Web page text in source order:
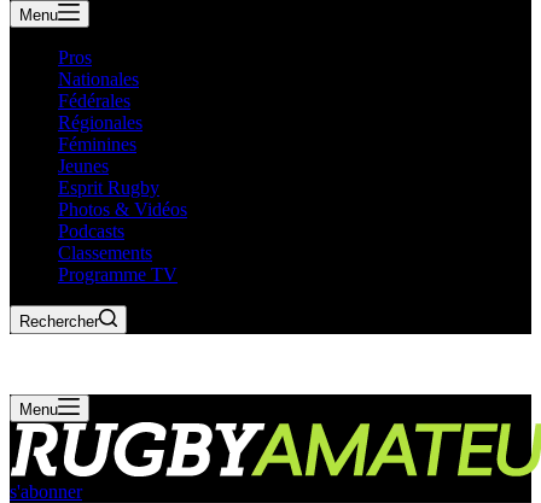
Menu
Pros
Nationales
Fédérales
Régionales
Féminines
Jeunes
Esprit Rugby
Photos & Vidéos
Podcasts
Classements
Programme TV
Rechercher
Menu
s'abonner